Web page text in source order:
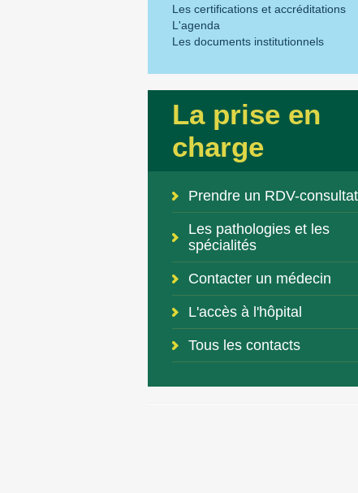
Les certifications et accréditations
L'agenda
Les documents institutionnels
La prise en
charge
Prendre un RDV-
Les pathologies et les
spécialités
Contacter un médecin
L'accès à l'hôpital
Tous les contacts